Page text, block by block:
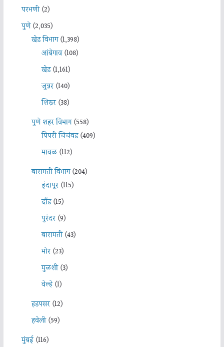
परभणी(2)
पुणे(2,035)
खेड विभाग(1,398)
आंबेगाव(108)
खेड(1,161)
जुन्नर(140)
शिरूर(38)
पुणे शहर विभाग(558)
पिंपरी चिचंवड(409)
मावळ(112)
बारामती विभाग(204)
इंदापूर(115)
दौंड(15)
पुरंदर(9)
बारामती(43)
भोर(23)
मुळशी(3)
वेल्हे(1)
हडपसर(12)
हवेली(59)
मुंबई(116)